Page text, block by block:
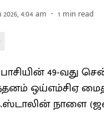
2026, 4:04 am 1 min read
49-வது
ஒய்எம்சிஏ
நாளை